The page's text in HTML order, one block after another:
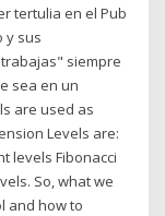
tertulia en el Pub
y sus
siempre
sea en un
are used as
Levels are:
levels Fibonacci
So, what we
and how to